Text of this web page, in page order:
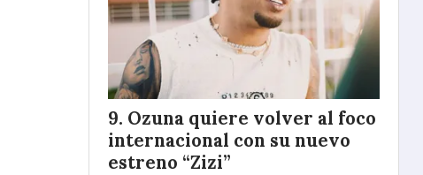
Ozuna quiere volver al foco
internacional con su nuevo
estreno “Zizi”